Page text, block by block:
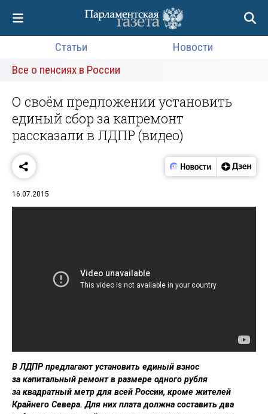
Статьи
Новости
Все о пенсиях в России
О своём предложении установить
единый сбор за капремонт
рассказали в ЛДПР (видео)
16.07.2015
В ЛДПР предлагают установить единый взнос
за капитальный ремонт в размере одного рубля
за квадратный метр для всей России, кроме жителей
Крайнего Севера. Для них плата должна составить два